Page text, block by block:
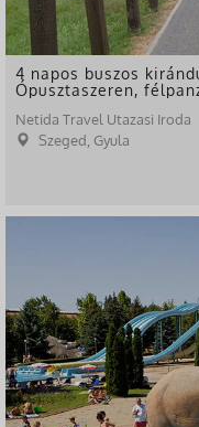
4 napos buszos
Ópusztaszeren,
Netida Travel Utazasi Iroda
Szeged, Gyula